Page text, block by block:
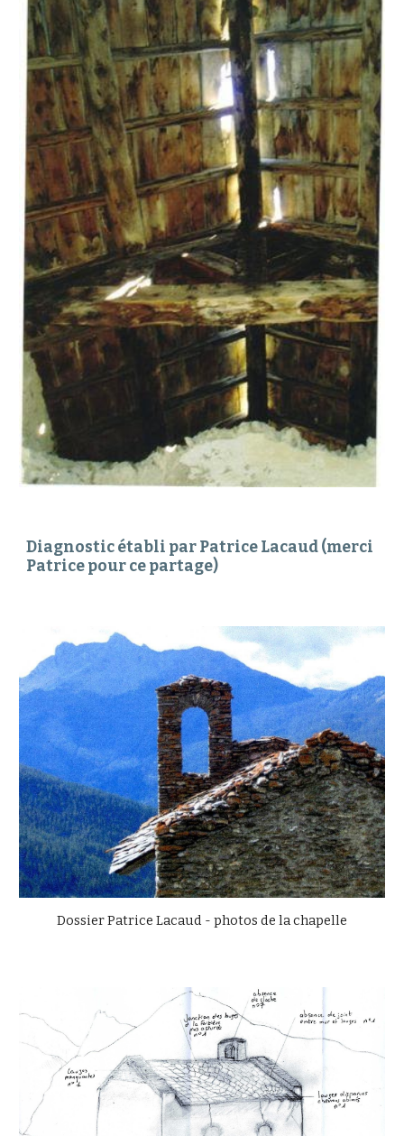
Diagnostic établi par Patrice Lacaud (merci
Patrice pour ce partage)
Dossier Patrice Lacaud - photos de la chapelle